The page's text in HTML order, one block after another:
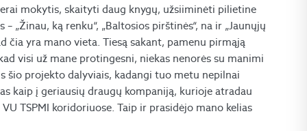
mokytis, skaityti daug knygų, užsiiminėti pilietine
ką renku“, „Baltosios pirštinės“, na ir „Jaunųjų
čia yra mano vieta. Tiesą sakant, pamenu pirmąją
visi už mane protingesni, niekas nenorės su manimi
šio projekto dalyviais, kadangi tuo metu nepilnai
kaip į geriausių draugų kompaniją, kurioje atradau
TSPMI koridoriuose. Taip ir prasidėjo mano kelias